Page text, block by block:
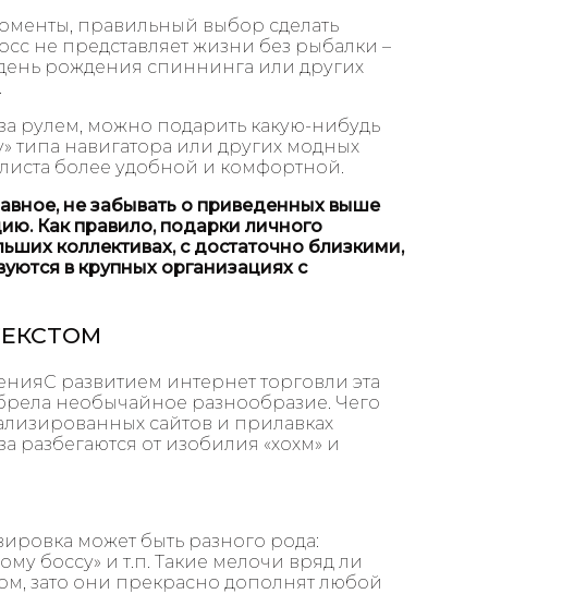
правильный выбор сделать
не представляет жизни без рыбалки –
рождения спиннинга или других
рулем, можно подарить какую-нибудь
навигатора или других модных
более удобной и комфортной.
не забывать о приведенных выше
Как правило, подарки личного
коллективах, с достаточно близкими,
в крупных организациях с
С развитием интернет торговли эта
необычайное разнообразие. Чего
сайтов и прилавках
разбегаются от изобилия «хохм» и
может быть разного рода:
боссу» и т.п. Такие мелочи вряд ли
зато они прекрасно дополнят любой